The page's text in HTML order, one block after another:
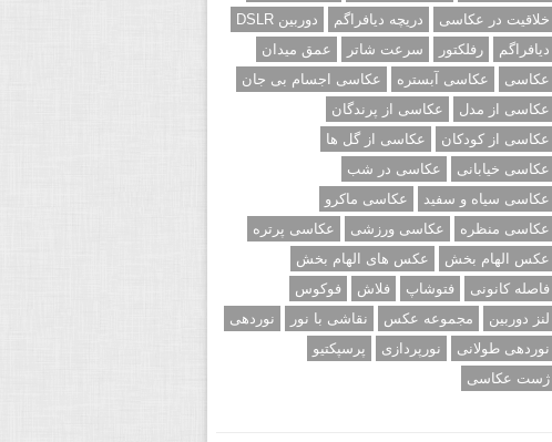
خلاقیت در عکاسی
دریچه دیافراگم
دوربین DSLR
دیافراگم
رفلکتور سرعت شاتر
عمق میدان
عکاسی
عکاسی آبستره
عکاسی اجسام بی جان
عکاسی از مدل
عکاسی از پرندگان
عکاسی از کودکان
عکاسی از گل ها
عکاسی خیابانی
عکاسی در شب
عکاسی سیاه و سفید
عکاسی ماکرو
عکاسی منظره
عکاسی ورزشی
عکاسی پرتره
عکس الهام بخش
عکس های الهام بخش
فاصله کانونی
فتوشاپ فلاش
فوکوس
لنز دوربین
مجموعه عکس نقاشی با نور
نوردهی
نوردهی طولانی
نورپردازی
پرسپکتیو
ژست عکاسی